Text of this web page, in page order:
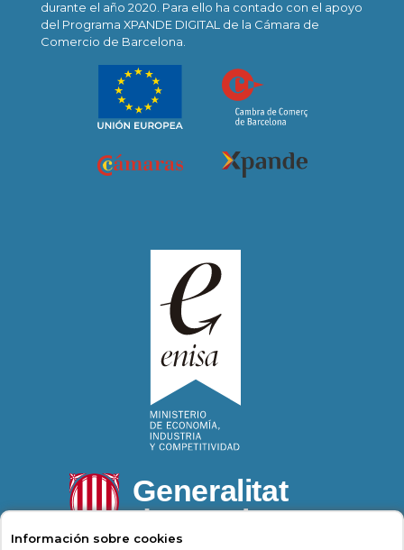
durante el año 2020. Para ello ha contado con el apoyo
del Programa XPANDE DIGITAL de la Cámara de
Comercio de Barcelona.
Información sobre cookies